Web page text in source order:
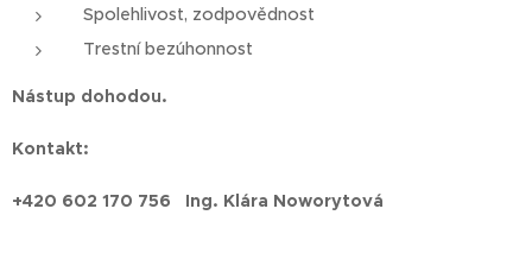
Spolehlivost, zodpovědnost
Trestní bezúhonnost
Nástup dohodou.
Kontakt:
+420 602 170 756 Ing. Klára Noworytová